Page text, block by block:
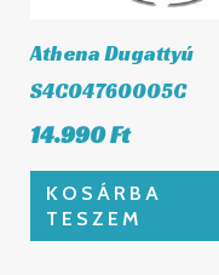
Athena Dugattyú
S4C04760005C
14.990Ft
KOSÁRBA
TESZEM